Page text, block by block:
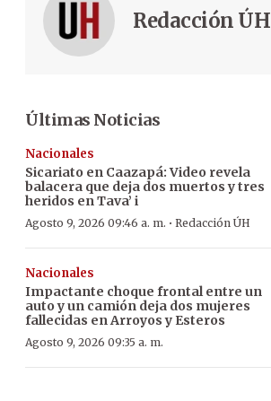
Redacción ÚH
Últimas Noticias
Nacionales
Sicariato en Caazapá: Video revela
balacera que deja dos muertos y tres
heridos en Tava’ i
Agosto 9, 2026 09:46 a. m. · Redacción ÚH
Nacionales
Impactante choque frontal entre un
auto y un camión deja dos mujeres
fallecidas en Arroyos y Esteros
Agosto 9, 2026 09:35 a. m.